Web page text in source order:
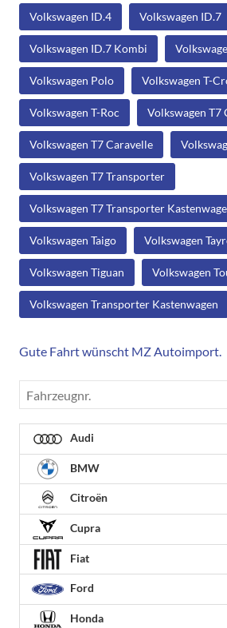
Volkswagen ID.4 Volkswagen ID.7
Volkswagen ID.7 Kombi
Volkswagen Polo Volkswagen T-
Volkswagen T-Roc Volkswagen T7
Volkswagen T7 Caravelle
Volkswagen T7 Transporter
Volkswagen T7 Transporter
Volkswagen Taigo Volkswagen
Volkswagen Tiguan Volkswagen
Volkswagen Transporter Kastenwagen
Gute Fahrt wünscht MZ Autoimport.
Fahrzeugnr.
Audi
BMW
Citroën
Cupra
Fiat
Ford
Honda